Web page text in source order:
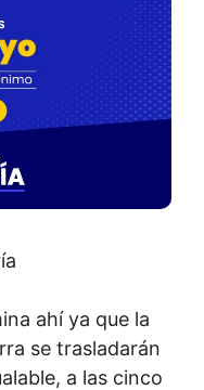
ahí ya que la
se trasladarán
a las cinco